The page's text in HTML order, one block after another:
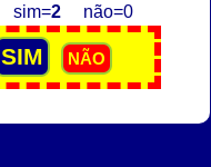
sim=2 não=0